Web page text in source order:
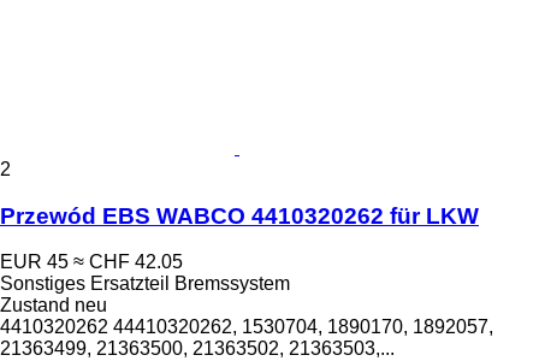
2
Przewód EBS WABCO 4410320262 für LKW
EUR 45 ≈ CHF 42.05
Sonstiges Ersatzteil Bremssystem
Zustand neu
4410320262 44410320262, 1530704, 1890170, 1892057,
21363499, 21363500, 21363502, 21363503,...